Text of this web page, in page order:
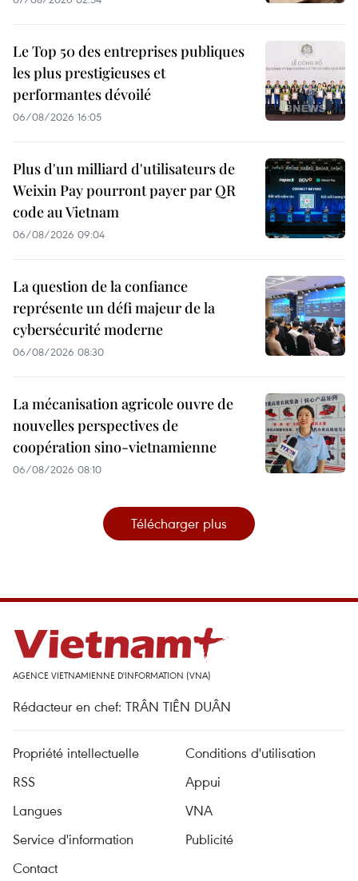
Le Top 50 des entreprises publiques
les plus prestigieuses et
performantes dévoilé
06/08/2026 16:05
Plus d'un milliard d'utilisateurs de
Weixin Pay pourront payer par QR
code au Vietnam
06/08/2026 09:04
La question de la confiance
représente un défi majeur de la
cybersécurité moderne
06/08/2026 08:30
La mécanisation agricole ouvre de
nouvelles perspectives de
coopération sino-vietnamienne
06/08/2026 08:10
Télécharger plus
AGENCE VIETNAMIENNE D'INFORMATION (VNA)
Rédacteur en chef: TRÂN TIÊN DUÂN
Propriété intellectuelle
Conditions d'utilisation
RSS
Appui
Langues
VNA
Service d'information
Publicité
Contact